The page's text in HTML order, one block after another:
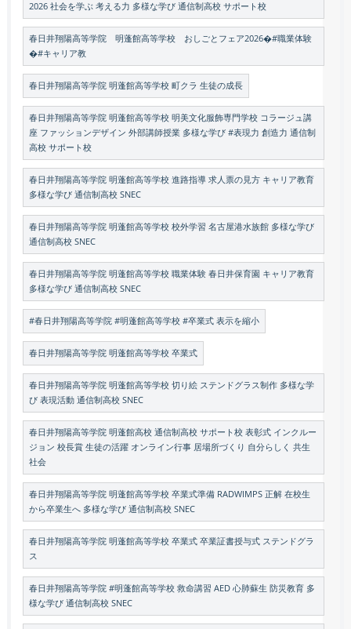
2026 社会を学ぶ 考える力 多様な学び 通信制高校 サポート校
春日井翔陽高等学院 明蓬館高等学校 おしごとフェア2026�#職業体験
�#キャリア教
春日井翔陽高等学院 明蓬館高等学校 町クラ 生徒の成長
春日井翔陽高等学院 明蓬館高等学校 明美文化服飾専門学校 コラージュ講
座 ファッションデザイン 外部講師授業 多様な学び #表現力 創造力 通信制
高校 サポート校
春日井翔陽高等学院 明蓬館高等学校 進路指導 求人票の見方 キャリア教育
多様な学び 通信制高校 SNEC
春日井翔陽高等学院 明蓬館高等学校 校外学習 名古屋港水族館 多様な学び
通信制高校 SNEC
春日井翔陽高等学院 明蓬館高等学校 職業体験 春日井保育園 キャリア教育
多様な学び 通信制高校 SNEC
#春日井翔陽高等学院 #明蓬館高等学校 #卒業式 表示を縮小
春日井翔陽高等学院 明蓬館高等学校 卒業式
春日井翔陽高等学院 明蓬館高等学校 切り絵 ステンドグラス制作 多様な学
び 表現活動 通信制高校 SNEC
春日井翔陽高等学院 明蓬館高校 通信制高校 サポート校 表彰式 インクルー
ジョン 校長賞 生徒の活躍 オンライン行事 居場所づくり 自分らしく 共生
社会
春日井翔陽高等学院 明蓬館高等学校 卒業式準備 RADWIMPS 正解 在校生
から卒業生へ 多様な学び 通信制高校 SNEC
春日井翔陽高等学院 明蓬館高等学校 卒業式 卒業証書授与式 ステンドグラ
ス
春日井翔陽高等学院 #明蓬館高等学校 救命講習 AED 心肺蘇生 防災教育 多
様な学び 通信制高校 SNEC